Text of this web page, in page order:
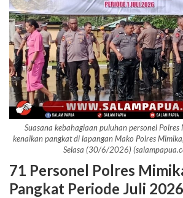
Suasana kebahagiaan puluhan personel
kenaikan pangkat di lapangan Mako Polres
Selasa (30/6/2026)
71 Personel Polres
Pangkat Periode Juli 2026